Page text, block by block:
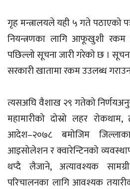
गृह मन्त्रालयले यही ५ गते पठाएको
नियन्त्रणका लागि आफूखुशी
पछिल्लो सूचना जारी गरेको छ ।
सरकारी खातामा रकम उउलब्ध
त्यसअघि वैशाख २९ गतेको
महामारीको दोस्रो लहर रोकथाम,
आदेश–२०७८ बमोजिम
आइसोलेशन र क्वारेन्टिनको
थप्दै लैजाने, अत्यावश्यक
परिचालनका लागि आवश्यक